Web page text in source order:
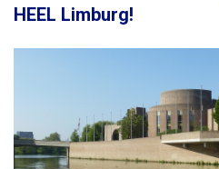
HEEL Limburg!